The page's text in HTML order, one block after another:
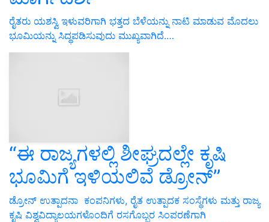
ರೈತರು ಯಶಸ್ವಿ ಇಳುವರಿಗಾಗಿ ಭತ್ತದ ಬೆಳೆಯನ್ನು ನಾಟಿ ಮಾಡುವ ಮೊದಲು
ಭೂಮಿಯನ್ನು ಸಿದ್ಧಪಡಿಸುವುದು ಮುಖ್ಯವಾಗಿದೆ.…
“ಈ ರಾಜ್ಯಗಳಲ್ಲಿ ಶೀಘ್ರದಲ್ಲೇ ಕೃಷಿ
ಭೂಮಿಗೆ ಇಳಿಯಲಿವೆ ಡ್ರೋನ್‌”
ಡ್ರೋನ್ ಉತ್ಪಾದನಾ ಕಂಪನಿಗಳು, ರೈತ ಉತ್ಪಾದಕ ಸಂಸ್ಥೆಗಳು ಮತ್ತು ರಾಜ್ಯ
ಕೃಷಿ ವಿಶ್ವವಿದ್ಯಾಲಯಗಳೊಂದಿಗೆ ರಸಗೊಬ್ಬರ ಸಿಂಪರಣೆಗಾಗಿ